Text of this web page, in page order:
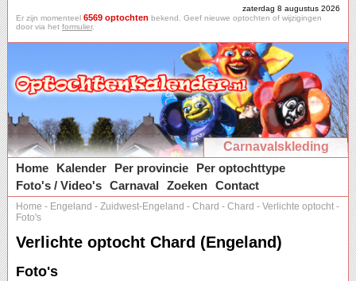
zaterdag 8 augustus 2026
Er zijn momenteel 6569 optochten bekend. Geef nieuwe optochten of wijzigingen
door via het formulier.
Carnavalskleding
Home
Kalender Per provincie
Per optochttype
Foto's / Video's Carnaval Zoeken Contact
Home - Engeland - Zuidwest-Engeland - Chard - Chard - Verlichte optocht -
Foto's
Verlichte optocht Chard (Engeland)
Foto's